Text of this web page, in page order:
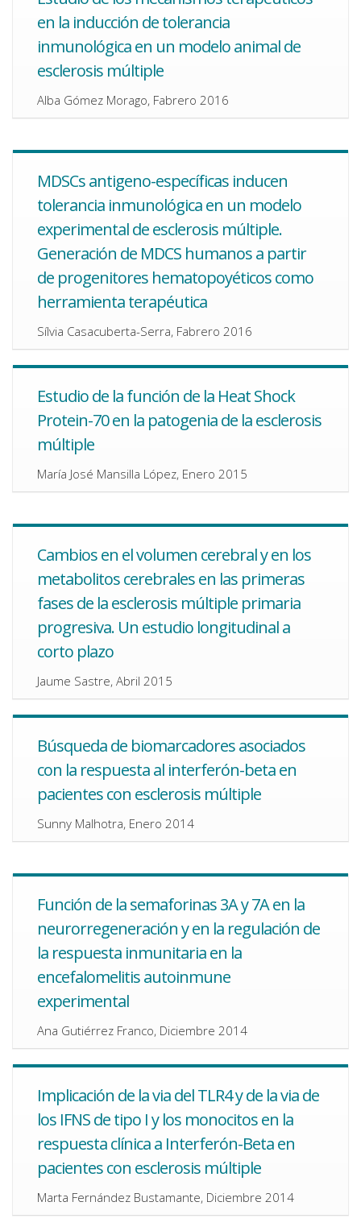
en la inducción de tolerancia
inmunológica en un modelo animal de
esclerosis múltiple
Alba Gómez Morago, Fabrero 2016
MDSCs antigeno-específicas inducen
tolerancia inmunológica en un modelo
experimental de esclerosis múltiple.
Generación de MDCS humanos a partir
de progenitores hematopoyéticos como
herramienta terapéutica
Sílvia Casacuberta-Serra, Fabrero 2016
Estudio de la función de la Heat Shock
Protein-70 en la patogenia de la esclerosis
múltiple
María José Mansilla López, Enero 2015
Cambios en el volumen cerebral y en los
metabolitos cerebrales en las primeras
fases de la esclerosis múltiple primaria
progresiva. Un estudio longitudinal a
corto plazo
Jaume Sastre, Abril 2015
Búsqueda de biomarcadores asociados
con la respuesta al interferón-beta en
pacientes con esclerosis múltiple
Sunny Malhotra, Enero 2014
Función de la semaforinas 3A y 7A en la
neurorregeneración y en la regulación de
la respuesta inmunitaria en la
encefalomelitis autoinmune
experimental
Ana Gutiérrez Franco, Diciembre 2014
Implicación de la via del TLR4 y de la via de
los IFNS de tipo I y los monocitos en la
respuesta clínica a Interferón-Beta en
pacientes con esclerosis múltiple
Marta Fernández Bustamante, Diciembre 2014